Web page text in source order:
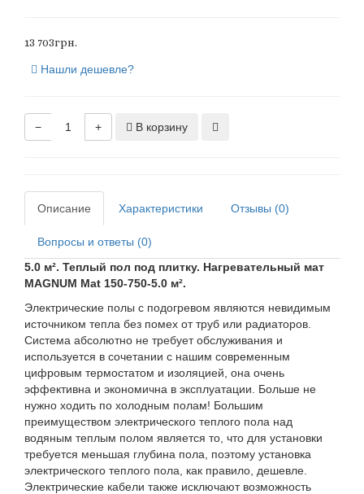
13 703грн.
Нашли дешевле?
− + В корзину
Описание Характеристики Отзывы (0)
Вопросы и ответы (0)
5.0 м². Теплый пол под плитку. Нагревательный мат
MAGNUM Mat 150-750-5.0 м².
Электрические полы с подогревом являются невидимым
источником тепла без помех от труб или радиаторов.
Система абсолютно не требует обслуживания и
используется в сочетании с нашим современным
цифровым термостатом и изоляцией, она очень
эффективна и экономична в эксплуатации. Больше не
нужно ходить по холодным полам! Большим
преимуществом электрического теплого пола над
водяным теплым полом является то, что для установки
требуется меньшая глубина пола, поэтому установка
электрического теплого пола, как правило, дешевле.
Электрические кабели также исключают возможность